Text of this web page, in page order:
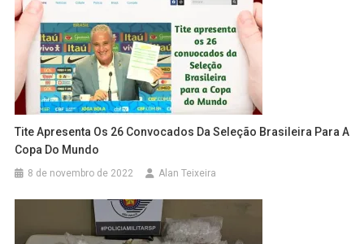
Tite Apresenta Os 26 Convocados Da Seleção Brasileira Para A
Copa Do Mundo
8 de novembro de 2022 Alan Teixeira